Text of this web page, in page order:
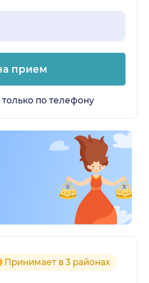
прием
по телефону
Принимает в 3 районах